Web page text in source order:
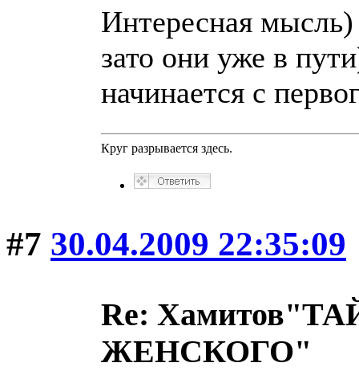
Интересная
зато они уже в
начинается с
Круг разрывается здесь.
#7 30.04.2009 22:35:09
Re:
ЖЕНСКОГО"